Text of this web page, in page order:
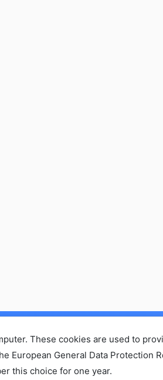
プライバシーポリシー
ピストL
These cookies are used to
European General Data Protection
this choice for one year.